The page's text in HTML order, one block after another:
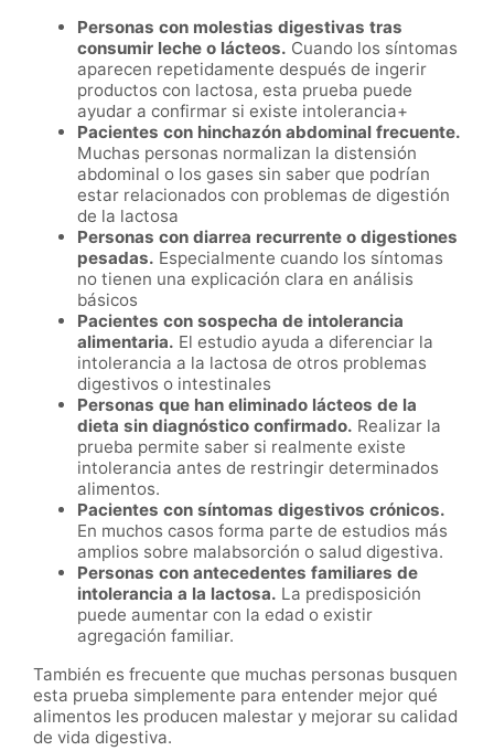
Personas con molestias digestivas tras
consumir leche o lácteos. Cuando los síntomas
aparecen repetidamente después de ingerir
productos con lactosa, esta prueba puede
ayudar a confirmar si existe intolerancia+
Pacientes con hinchazón abdominal frecuente.
Muchas personas normalizan la distensión
abdominal o los gases sin saber que podrían
estar relacionados con problemas de digestión
de la lactosa
Personas con diarrea recurrente o digestiones
pesadas. Especialmente cuando los síntomas
no tienen una explicación clara en análisis
básicos
Pacientes con sospecha de intolerancia
alimentaria. El estudio ayuda a diferenciar la
intolerancia a la lactosa de otros problemas
digestivos o intestinales
Personas que han eliminado lácteos de la
dieta sin diagnóstico confirmado. Realizar la
prueba permite saber si realmente existe
intolerancia antes de restringir determinados
alimentos.
Pacientes con síntomas digestivos crónicos.
En muchos casos forma parte de estudios más
amplios sobre malabsorción o salud digestiva.
Personas con antecedentes familiares de
intolerancia a la lactosa. La predisposición
puede aumentar con la edad o existir
agregación familiar.
También es frecuente que muchas personas busquen
esta prueba simplemente para entender mejor qué
alimentos les producen malestar y mejorar su calidad
de vida digestiva.